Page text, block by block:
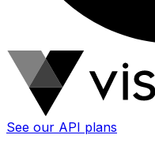
See our API plans